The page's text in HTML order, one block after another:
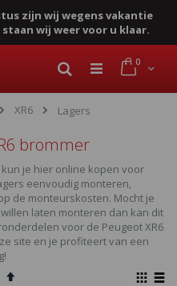
zijn wij wegens vakantie
wij weer voor u klaar.
Cart
0
Zoek
XR6 Lagers
brommer
je hier online kopen voor
eenvoudig monteren,
de monteurskosten. Mocht je
laten monteren dan kan dit
voor de Peugeot XR6
site en je profiteert van een
Van